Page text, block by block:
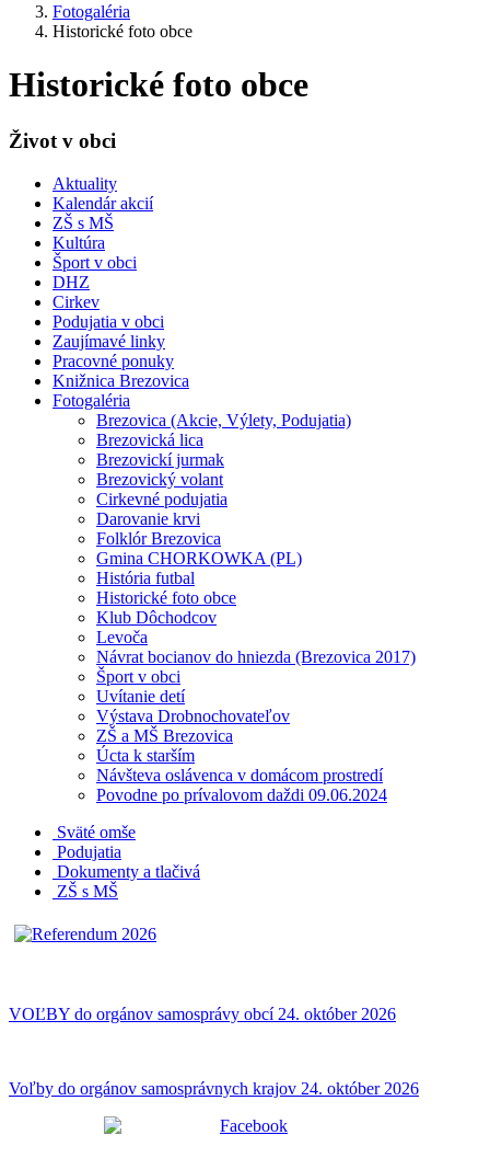
Fotogaléria
Historické foto obce
Historické foto obce
Život v obci
Aktuality
Kalendár akcií
ZŠ s MŠ
Kultúra
Šport v obci
DHZ
Cirkev
Podujatia v obci
Zaujímavé linky
Pracovné ponuky
Knižnica Brezovica
Fotogaléria
Brezovica (Akcie, Výlety, Podujatia)
Brezovická lica
Brezovickí jurmak
Brezovický volant
Cirkevné podujatia
Darovanie krvi
Folklór Brezovica
Gmina CHORKOWKA (PL)
História futbal
Historické foto obce
Klub Dôchodcov
Levoča
Návrat bocianov do hniezda (Brezovica 2017)
Šport v obci
Uvítanie detí
Výstava Drobnochovateľov
ZŠ a MŠ Brezovica
Úcta k starším
Návšteva oslávenca v domácom prostredí
Povodne po prívalovom daždi 09.06.2024
Sväté omše
Podujatia
Dokumenty a tlačivá
ZŠ s MŠ
VOĽBY do orgánov samosprávy obcí 24. október 2026
Voľby do orgánov samosprávnych krajov 24. október 2026